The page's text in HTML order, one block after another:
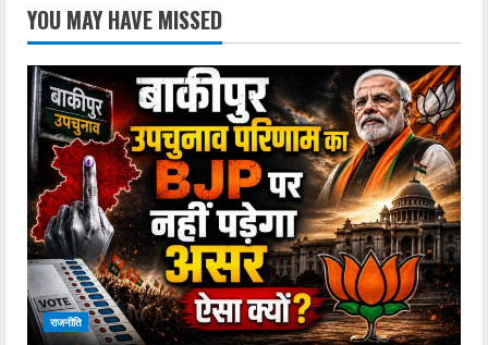
YOU MAY HAVE MISSED
राजनीति